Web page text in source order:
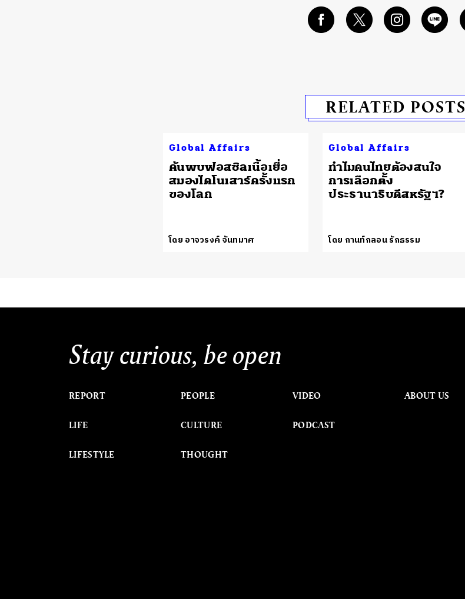
RELATED POSTS
Global Affairs
ค้นพบฟอสซิลเนื้อเยื่อ
สมองไดโนเสาร์ครั้งแรก
ของโลก
โดย อาจวรงค์ จันทมาศ
Global Affairs
ทำไมคนไทยต้องสนใจ
การเลือกตั้ง
ประธานาธิบดีสหรัฐฯ?
โดย กานท์กลอน รักธรรม
Stay curious, be open
REPORT
LIFE
LIFESTYLE
PEOPLE
CULTURE
THOUGHT
VIDEO
PODCAST
ABOUT US